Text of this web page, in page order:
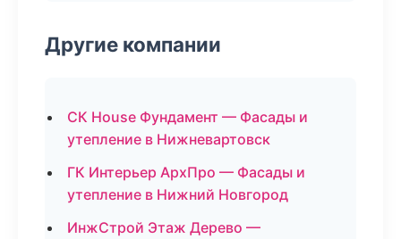
Другие компании
СК House Фундамент — Фасады и
утепление в Нижневартовск
ГК Интерьер АрхПро — Фасады и
утепление в Нижний Новгород
ИнжСтрой Этаж Дерево —